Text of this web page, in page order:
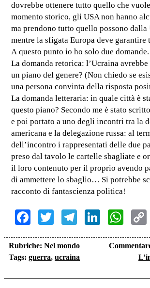
dovrebbe ottenere tutto quello che
momento storico, gli USA non hanno
ma prendono tutto quello possono dalla
mentre la sfigata Europa deve garantire
A questo punto io ho solo due domande.
La domanda retorica: l’Ucraina avrebbe
un piano del genere? (Non chiedo se
una persona convinta della risposta
La domanda letteraria: in quale città è
questo piano? Secondo me è stato
e poi portato a uno degli incontri tra la
americana e la delegazione russa: al
dell’incontro i rappresentati delle due
preso dal tavolo le cartelle sbagliate e
il loro contenuto per il proprio avendo
di ammettere lo sbaglio… Si potrebbe
racconto di fantascienza politica!
Facebook
TwitterTelegram
Rubriche: Nel mondo
Tags: guerra, ucraina